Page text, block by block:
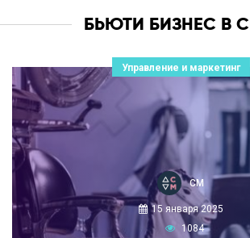
БЬЮТИ БИЗНЕС В
Управление и маркетинг
СМ
15 января 2025
1084